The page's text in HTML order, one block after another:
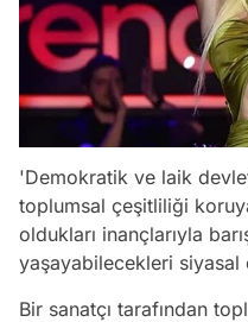
'Demokratik ve laik
toplumsal çeşitliliği
oldukları inançlarıyla
yaşayabilecekleri siyasal
Bir sanatçı tarafından